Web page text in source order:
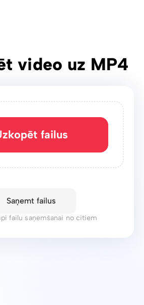
video uz MP4
failus
Saņemt failus
failu saņemšanai no citiem